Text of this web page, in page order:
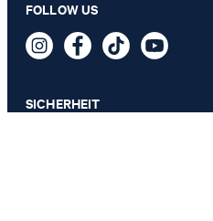
89,95 €
inkl. MwSt
FOLLOW US
SICHERHEIT